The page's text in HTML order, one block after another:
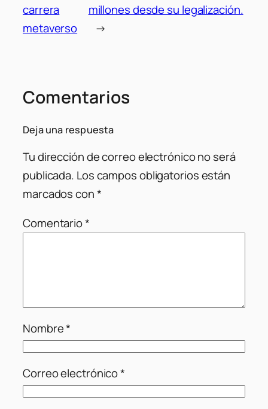
carrera
metaverso
millones desde su legalización.
→
Comentarios
Deja una respuesta
Tu dirección de correo electrónico no será
publicada. Los campos obligatorios están
marcados con*
Comentario*
Nombre*
Correo electrónico*